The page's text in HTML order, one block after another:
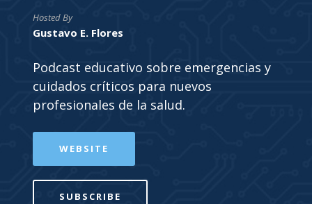
Hosted By
Gustavo E. Flores
Podcast educativo sobre emergencias y
cuidados críticos para nuevos
profesionales de la salud.
WEBSITE
SUBSCRIBE